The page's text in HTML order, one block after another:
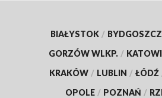
BIAŁYSTOK / BYDGOSZCZ
GORZÓW WLKP. /
KRAKÓW / LUBLIN / ŁÓDŹ
OPOLE / POZNAŃ /